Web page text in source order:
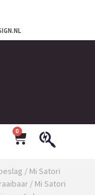
0
/ Mi Satori
/ Mi Satori